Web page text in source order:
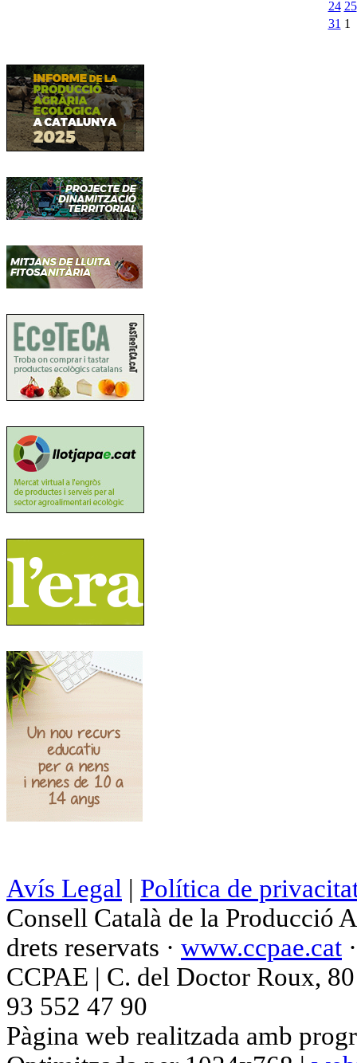
24 25
31 1
Avís Legal | Política de
Consell Català de la Producció
drets reservats · www.ccpae.cat
CCPAE | C. del Doctor Roux,
93 552 47 90
Pàgina web realitzada amb